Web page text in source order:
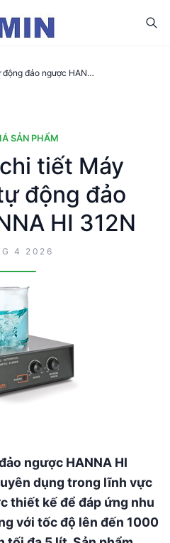
Đánh giá chi tiết Máy khuấy từ tự động đảo ngược HANNA HI 312N
SẢN PHẨM
tiết Máy
động đảo
HI 312N
4 2026
ngược HANNA HI
dụng trong lĩnh vực
thiết kế để đáp ứng nhu
với tốc độ lên đến 1000